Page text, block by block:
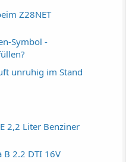
Z28NET
Symbol -
unruhig im Stand
2,2 Liter Benziner
B 2.2 DTI 16V